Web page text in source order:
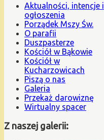
Aktualności, intencje i
ogłoszenia
Porządek Mszy Św.
O parafii
Duszpasterze
Kościół w Bąkowie
Kościół w
Kucharzowicach
Piszą o nas
Galeria
Przekaż darowiznę
Wirtualny spacer
Z naszej galerii: